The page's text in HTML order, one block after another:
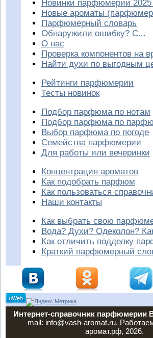
Новинки парфюмерии 2025
Новые ароматы
Парфюмерный словарь
Обнаружили ошибку? С...
О нас
Проверка компонентов на
Найти духи по выгодным
Рейтинги парфюмерии
Тесты новинок
Подбор парфюма по нотам
Подбор парфюма по
Выбор парфюма по погоде
Семейства парфюмерии
Для работы или вечеринки
Концентрация ароматов
Как подобрать парфюм
Как пользоваться
Наши контакты
Как выбрать свою
Вода? Духи? Одеколон?
Как отличить подделку
Краткий парфюмерный
Интернет-справочник парфюмерии
mail: info@vash-aromat.ru.
аромат.рф, 2026.